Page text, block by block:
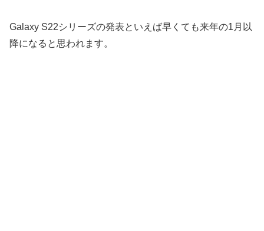
Galaxy S22シリーズの発表といえば早くても来年の1月以
降になると思われます。